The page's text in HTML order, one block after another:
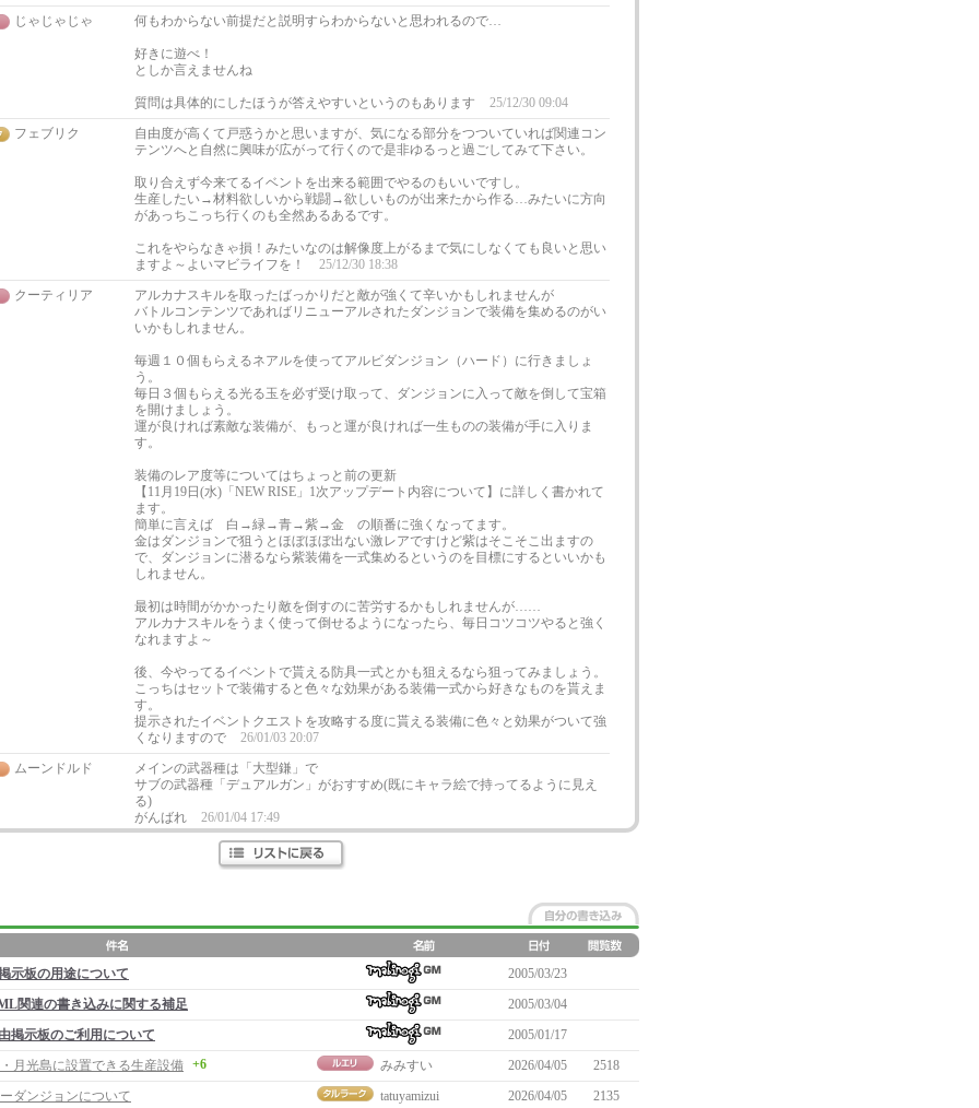
じゃじゃじゃ
何もわからない前提だと説明すらわからないと思われるので…
好きに遊べ！
としか言えませんね
質問は具体的にしたほうが答えやすいというのもあります
25/12/30 09:04
フェブリク
自由度が高くて戸惑うかと思いますが、気になる部分をつついていれば関連コン
テンツへと自然に興味が広がって行くので是非ゆるっと過ごしてみて下さい。
取り合えず今来てるイベントを出来る範囲でやるのもいいですし。
生産したい→材料欲しいから戦闘→欲しいものが出来たから作る…みたいに方向
があっちこっち行くのも全然あるあるです。
これをやらなきゃ損！みたいなのは解像度上がるまで気にしなくても良いと思い
ますよ～よいマビライフを！
25/12/30 18:38
クーティリア
アルカナスキルを取ったばっかりだと敵が強くて辛いかもしれませんが
バトルコンテンツであればリニューアルされたダンジョンで装備を集めるのがい
いかもしれません。
毎週１０個もらえるネアルを使ってアルビダンジョン（ハード）に行きましょ
う。
毎日３個もらえる光る玉を必ず受け取って、ダンジョンに入って敵を倒して宝箱
を開けましょう。
運が良ければ素敵な装備が、もっと運が良ければ一生ものの装備が手に入りま
す。
装備のレア度等についてはちょっと前の更新
【11月19日(水)「NEW RISE」1次アップデート内容について】に詳しく書かれて
ます。
簡単に言えば 白→緑→青→紫→金 の順番に強くなってます。
金はダンジョンで狙うとほぼほぼ出ない激レアですけど紫はそこそこ出ますの
で、ダンジョンに潜るなら紫装備を一式集めるというのを目標にするといいかも
しれません。
最初は時間がかかったり敵を倒すのに苦労するかもしれませんが……
アルカナスキルをうまく使って倒せるようになったら、毎日コツコツやると強く
なれますよ～
後、今やってるイベントで貰える防具一式とかも狙えるなら狙ってみましょう。
こっちはセットで装備すると色々な効果がある装備一式から好きなものを貰えま
す。
提示されたイベントクエストを攻略する度に貰える装備に色々と効果がついて強
くなりますので
26/01/03 20:07
ムーンドルド
メインの武器種は「大型鎌」で
サブの武器種「デュアルガン」がおすすめ(既にキャラ絵で持ってるように見え
る)
がんばれ
26/01/04 17:49
示板の用途について
2005/03/23
関連の書き込みに関する補足
2005/03/04
掲示板のご利用について
2005/01/17
月光島に設置できる生産設備 +6 みみすい 2026/04/05
2518
ダンジョンについて
tatuyamizui 2026/04/05
2135